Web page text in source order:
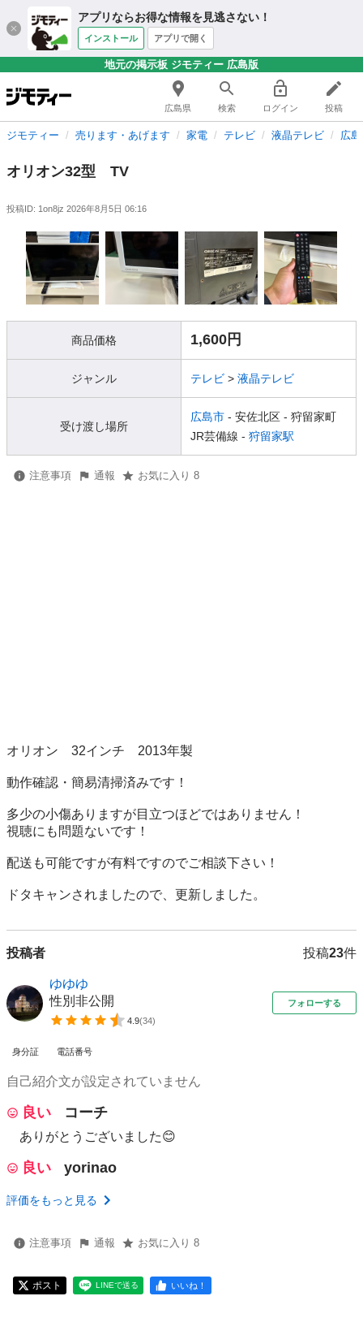
アプリならお得な情報を見逃さない！
インストール アプリで開く
地元の掲示板 ジモティー 広島版
広島県 検索 ログイン 投稿
ジモティー 売ります・あげます 家電 テレビ 液晶テレビ 広
オリオン32型 TV
投稿ID: 1on8jz 2026年8月5日 06:16
商品価格 1,600円
ジャンル テレビ > 液晶テレビ
受け渡し場所
広島市 - 安佐北区 - 狩留家町
JR芸備線 - 狩留家駅
注意事項 通報 お気に入り 8
オリオン　32インチ　2013年製
動作確認・簡易清掃済みです！
多少の小傷ありますが目立つほどではありません！
視聴にも問題ないです！
配送も可能ですが有料ですのでご相談下さい！
ドタキャンされましたので、更新しました。
投稿者 投稿23件
ゆゆゆ
性別非公開
4.9(34)
フォローする
身分証 電話番号
自己紹介文が設定されていません
良い コーチ
ありがとうございました😊
良い yorinao
評価をもっと見る
注意事項 通報 お気に入り 8
ポスト LINEで送る いいね！